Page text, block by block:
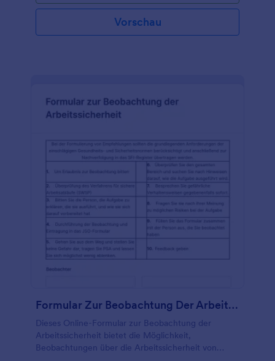
der Durchführung eines 5s-Audits beauftragt
wurde, aber auch von jedem anderen, der für die 5s
zuständig ist. Ein 5er-Auditformular ermöglicht es
lassen, indem Sie ein Smart PDF-Formular
verwenden. Das Formular wird dann wieder in Ihre
Verfahren erleben, ohne das Layout Ihres
ursprünglichen Formulars zu opfern. Verwenden Sie
das sichere 5s-Online-Auditformular von Jotform,
um den Auditprozess für Auditoren zu
vereinfachen.
Vorschau
Formular Zur Beobachtung Der Arbeitssicherheit
Dieses Online-Formular zur Beobachtung der
Arbeitssicherheit bietet die Möglichkeit,
Beobachtungen über die Arbeitssicherheit von